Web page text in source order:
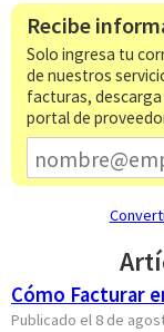
Recibe
Solo ingresa tu
de nuestros
facturas, descarga
portal de
Cómo Facturar
Publicado el 8 de